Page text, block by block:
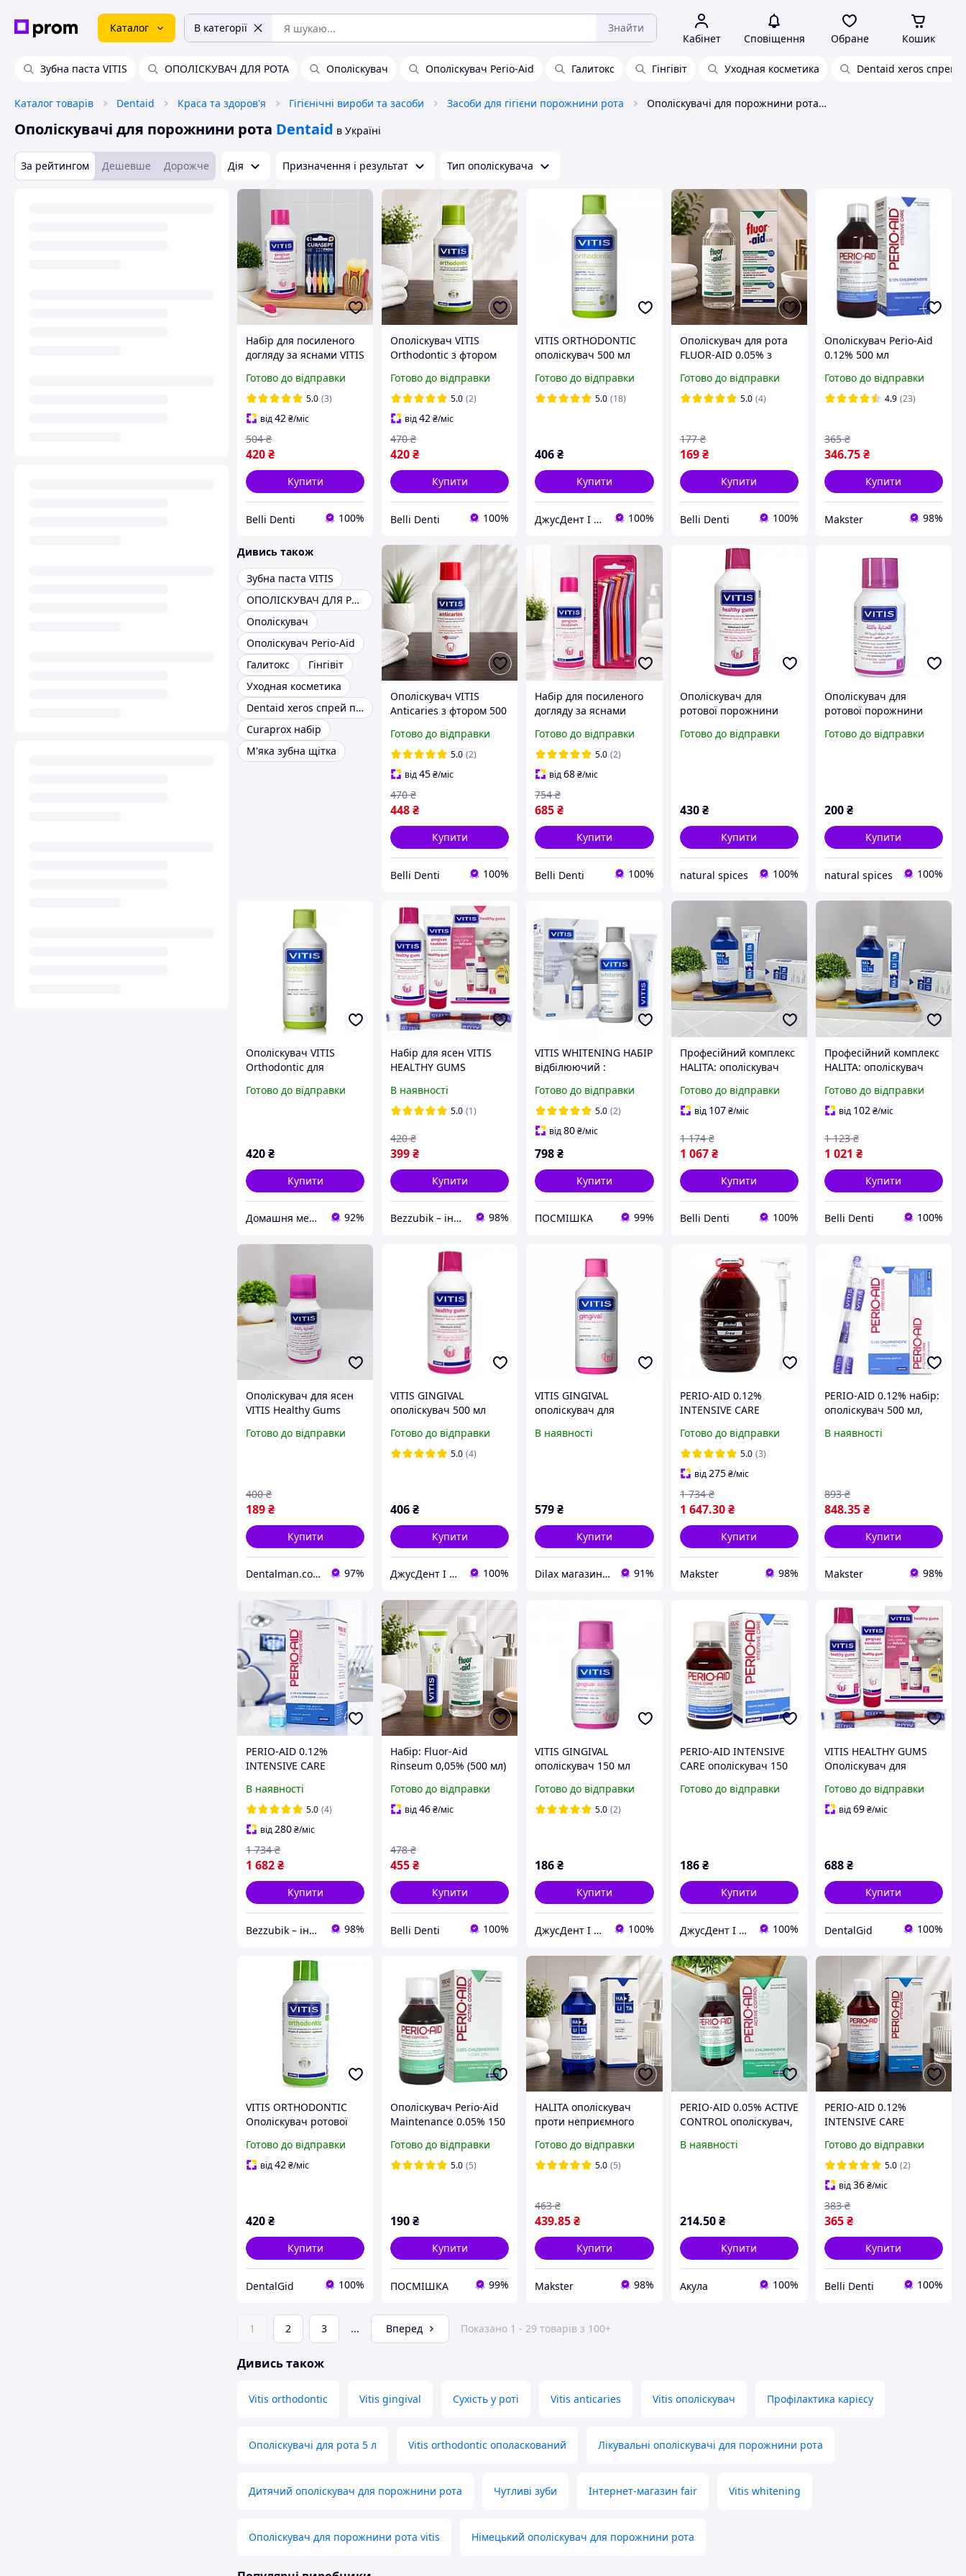
Каталог В категорії Знайти
Кабінет Сповіщення Обране Кошик
Зубна паста VITIS ОПОЛІСКУВАЧ ДЛЯ РОТА Ополіскувач Ополіскувач Perio-Aid Галитокс Гінгівіт Уходная косметика Dentaid xeros спрей
Каталог товарів Dentaid Краса та здоров'я Гігієнічні вироби та засоби Засоби для гігієни порожнини рота Ополіскувачі для порожнини рота Dentaid
Ополіскувачі для порожнини рота Dentaid в Україні
За рейтингом Дешевше Дорожче Дія Призначення і результат Тип ополіскувача
Набір для посиленого
догляду за яснами VITIS
500 мл + йоржики
Curasept 5 шт
Готово до відправки
5.0 (3)
від42₴/міс
420₴
504 ₴
Купити
Belli Denti 100%
Ополіскувач VITIS
Orthodontic з фтором
яблучно-м ятний смак
Готово до відправки
5.0 (2)
від42₴/міс
420₴
470 ₴
Купити
Belli Denti 100%
VITIS ORTHODONTIC
ополіскувач 500 мл
Готово до відправки
5.0 (18)
406₴
Купити
ДжусДент I DENTAL SHOP 100%
Ополіскувач для рота
FLUOR-AID 0.05% з
500 мл для дітей від 6
років і дорослих
Готово до відправки
5.0 (4)
169 ₴
177 ₴
Купити
Belli Denti 100%
Ополіскувач Perio-Aid
0.12% 500 мл
Готово до відправки
4.9 (23)
346.75₴
365 ₴
Купити
Makster 98%
Дивись також
Зубна паста VITIS
ОПОЛІСКУВАЧ ДЛЯ РОТА
Ополіскувач
Ополіскувач Perio-Aid
Галитокс
Гінгівіт
Уходная косметика
Dentaid xeros спрей проти сухості в роті
Curaprox набір
М'яка зубна щітка
Ополіскувач VITIS
Anticaries з фтором 500
комплексного догляду
Готово до відправки
5.0 (2)
від45₴/міс
448₴
470 ₴
Купити
Belli Denti 100%
Набір для посиленого
догляду за яснами
Healthy Gums Gingival
500 мл + монопучкові
щітки Interdental 5 шт
Готово до відправки
5.0 (2)
від68₴/міс
685₴
754 ₴
Купити
Belli Denti 100%
Ополіскувач для
ротової порожнини
захисту ясен , проти
Готово до відправки
430 ₴
Купити
natural spices 100%
Ополіскувач для
ротової порожнини
захисту ясен , проти
Готово до відправки
200₴
Купити
natural spices 100%
Ополіскувач VITIS
Orthodontic для
Готово до відправки
420₴
Купити
Домашня медтехніка та ортопедичні товари 92%
Набір для ясен VITIS
HEALTHY GUMS
зубна паста 100 мл,
зубна щітка
В наявності
5.0 (1)
399₴
420 ₴
Купити
Bezzubik – інтернет-магазин зубних паст, щіток та засобів для догляду за ротовою порожниною 98%
VITIS WHITENING НАБІР
відбілюючий :
зубна паста 100 мл
Готово до відправки
5.0 (2)
від80₴/міс
798₴
Купити
ПОСМІШКА 99%
Професійний комплекс
HALITA: ополіскувач
мл + щітка Curaprox
Soft 1560 |
нальоту та
Готово до відправки
від 107 ₴/міс
1 067 ₴
1 174 ₴
Купити
Belli Denti 100%
Професійний комплекс
HALITA: ополіскувач
мл + щітка Curaprox
Soft 1560 |
нальоту та
Готово до відправки
від 102 ₴/міс
1 021 ₴
1 123 ₴
Купити
Belli Denti 100%
Ополіскувач для ясен
VITIS Healthy Gums
ясен і проти
Готово до відправки
189₴
400 ₴
Купити
Dentalman.com.ua 97%
VITIS GINGIVAL
ополіскувач 500 мл
Готово до відправки
5.0 (4)
406₴
Купити
ДжусДент I DENTAL SHOP 100%
VITIS GINGIVAL
ополіскувач для
яснами, 500 мл
В наявності
579₴
Купити
Dilax магазин брендових дитячих іграшок та товарів для батьків. 91%
PERIO-AID 0.12%
INTENSIVE CARE
антисептик, 5 л,
пляшка з дозатором
Готово до відправки
5.0 (3)
від275 ₴/міс
1 647.30 ₴
1 734 ₴
Купити
Makster 98%
PERIO-AID 0.12% набір:
ополіскувач 500 мл,
у блістері VITIS
В наявності
848.35₴
893 ₴
Купити
Makster 98%
PERIO-AID 0.12%
INTENSIVE CARE
антисептик, 5 л, пакет
із краном у картоні
В наявності
5.0 (4)
від280₴/міс
1 682₴
1 734 ₴
Купити
Bezzubik – інтернет-магазин зубних паст, щіток та засобів для догляду за ротовою порожниною 98%
Набір: Fluor-Aid
Rinseum 0,05% (500 мл)
Vera Apple (100 мл)
Готово до відправки
від46₴/міс
455₴
478 ₴
Купити
Belli Denti 100%
VITIS GINGIVAL
ополіскувач 150 мл
Готово до відправки
5.0 (2)
186₴
Купити
ДжусДент I DENTAL SHOP 100%
PERIO-AID INTENSIVE
CARE ополіскувач 150
Готово до відправки
186 ₴
Купити
ДжусДент I DENTAL SHOP 100%
VITIS HEALTHY GUMS
Ополіскувач для
Готово до відправки
від69₴/міс
688₴
Купити
DentalGid 100%
VITIS ORTHODONTIC
Ополіскувач ротової
Готово до відправки
від42₴/міс
420₴
Купити
DentalGid 100%
Ополіскувач Perio-Aid
Maintenance 0.05% 150
Готово до відправки
5.0 (5)
190₴
Купити
ПОСМІШКА 99%
HALITA ополіскувач
проти неприємного
Готово до відправки
5.0 (5)
439.85₴
463 ₴
Купити
Makster 98%
PERIO-AID 0.05% ACTIVE
CONTROL ополіскувач,
В наявності
214.50 ₴
Купити
Акула 100%
PERIO-AID 0.12%
INTENSIVE CARE
антисептик, 150 мл 500
Готово до відправки
5.0 (2)
від36₴/міс
365₴
383 ₴
Купити
Belli Denti 100%
1 2 3 ... Вперед Показано 1 - 29 товарів з 100+
Дивись також
Vitis orthodontic Vitis gingival Сухість у роті Vitis anticaries Vitis ополіскувач Профілактика карієсу
Ополіскувачі для рота 5 л Vitis orthodontic ополаскований Лікувальні ополіскувачі для порожнини рота
Дитячий ополіскувач для порожнини рота Чутливі зуби Інтернет-магазин fair Vitis whitening
Ополіскувач для порожнини рота vitis Німецький ополіскувач для порожнини рота